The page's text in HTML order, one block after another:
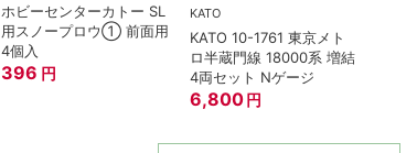
ホビーセンターカトー SL
用スノープロウ① 前面用
4個入
396 円
KATO
KATO 10-1761 東京メト
ロ半蔵門線 18000系 増結
4両セット Nゲージ
6,800 円